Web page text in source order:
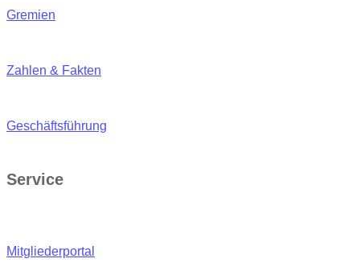
Gremien
Zahlen & Fakten
Geschäftsführung
Service
Mitgliederportal